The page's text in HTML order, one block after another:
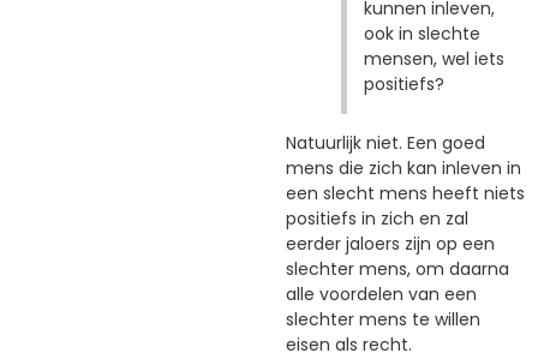
kunnen inleven,
ook in slechte
mensen, wel iets
positiefs?
Natuurlijk niet. Een goed
mens die zich kan inleven in
een slecht mens heeft niets
positiefs in zich en zal
eerder jaloers zijn op een
slechter mens, om daarna
alle voordelen van een
slechter mens te willen
eisen als recht.